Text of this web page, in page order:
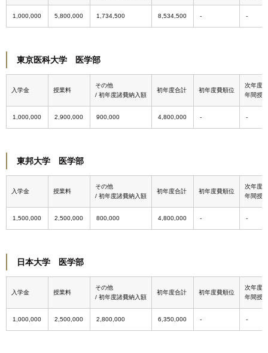
1,000,000 5,800,000 1,734,500 8,534,500
東京医科大学 医学部
入学金 授業料
その他
/ 初年度諸費納入額
初年度合計 初年度費順位
次年度
年間授
1,000,000 2,900,000 900,000 4,800,000
東邦大学 医学部
入学金 授業料
その他
/ 初年度諸費納入額
初年度合計 初年度費順位
次年度
年間授
1,500,000 2,500,000 800,000 4,800,000
日本大学 医学部
入学金 授業料
その他
/ 初年度諸費納入額
初年度合計 初年度費順位
次年度
年間授
1,000,000 2,500,000 2,800,000 6,350,000